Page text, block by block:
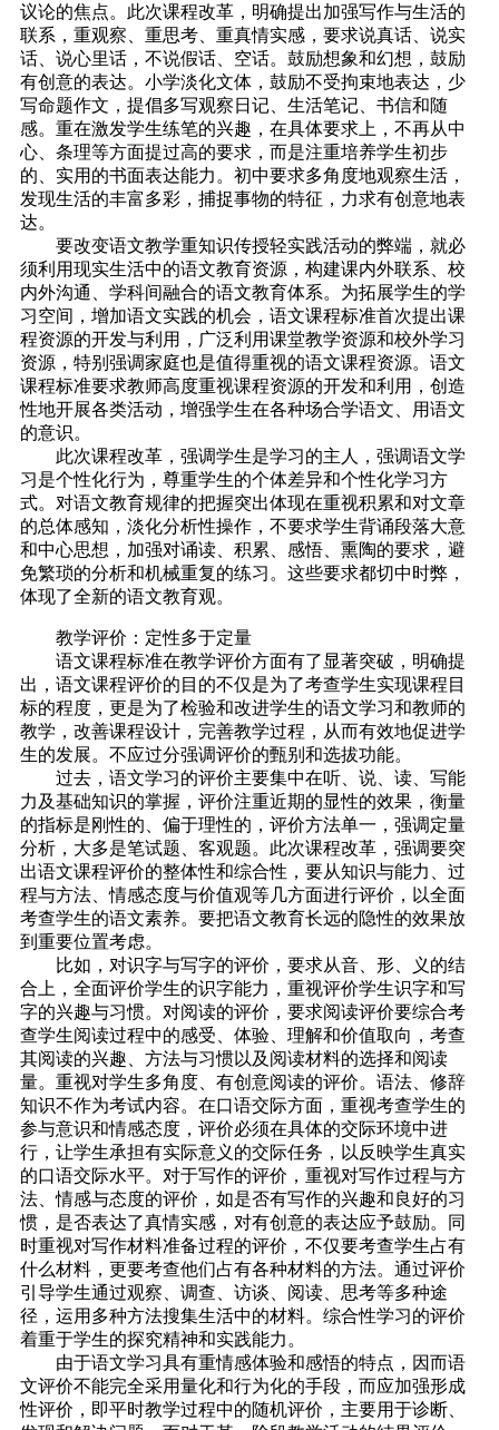
议论的焦点。此次课程改革，明确提出加强写作与生活的
联系，重观察、重思考、重真情实感，要求说真话、说实
话、说心里话，不说假话、空话。鼓励想象和幻想，鼓励
有创意的表达。小学淡化文体，鼓励不受拘束地表达，少
写命题作文，提倡多写观察日记、生活笔记、书信和随
感。重在激发学生练笔的兴趣，在具体要求上，不再从中
心、条理等方面提过高的要求，而是注重培养学生初步
的、实用的书面表达能力。初中要求多角度地观察生活，
发现生活的丰富多彩，捕捉事物的特征，力求有创意地表
达。
要改变语文教学重知识传授轻实践活动的弊端，就必
须利用现实生活中的语文教育资源，构建课内外联系、校
内外沟通、学科间融合的语文教育体系。为拓展学生的学
习空间，增加语文实践的机会，语文课程标准首次提出课
程资源的开发与利用，广泛利用课堂教学资源和校外学习
资源，特别强调家庭也是值得重视的语文课程资源。语文
课程标准要求教师高度重视课程资源的开发和利用，创造
性地开展各类活动，增强学生在各种场合学语文、用语文
的意识。
此次课程改革，强调学生是学习的主人，强调语文学
习是个性化行为，尊重学生的个体差异和个性化学习方
式。对语文教育规律的把握突出体现在重视积累和对文章
的总体感知，淡化分析性操作，不要求学生背诵段落大意
和中心思想，加强对诵读、积累、感悟、熏陶的要求，避
免繁琐的分析和机械重复的练习。这些要求都切中时弊，
体现了全新的语文教育观。
教学评价：定性多于定量
语文课程标准在教学评价方面有了显著突破，明确提
出，语文课程评价的目的不仅是为了考查学生实现课程目
标的程度，更是为了检验和改进学生的语文学习和教师的
教学，改善课程设计，完善教学过程，从而有效地促进学
生的发展。不应过分强调评价的甄别和选拔功能。
过去，语文学习的评价主要集中在听、说、读、写能
力及基础知识的掌握，评价注重近期的显性的效果，衡量
的指标是刚性的、偏于理性的，评价方法单一，强调定量
分析，大多是笔试题、客观题。此次课程改革，强调要突
出语文课程评价的整体性和综合性，要从知识与能力、过
程与方法、情感态度与价值观等几方面进行评价，以全面
考查学生的语文素养。要把语文教育长远的隐性的效果放
到重要位置考虑。
比如，对识字与写字的评价，要求从音、形、义的结
合上，全面评价学生的识字能力，重视评价学生识字和写
字的兴趣与习惯。对阅读的评价，要求阅读评价要综合考
查学生阅读过程中的感受、体验、理解和价值取向，考查
其阅读的兴趣、方法与习惯以及阅读材料的选择和阅读
量。重视对学生多角度、有创意阅读的评价。语法、修辞
知识不作为考试内容。在口语交际方面，重视考查学生的
参与意识和情感态度，评价必须在具体的交际环境中进
行，让学生承担有实际意义的交际任务，以反映学生真实
的口语交际水平。对于写作的评价，重视对写作过程与方
法、情感与态度的评价，如是否有写作的兴趣和良好的习
惯，是否表达了真情实感，对有创意的表达应予鼓励。同
时重视对写作材料准备过程的评价，不仅要考查学生占有
什么材料，更要考查他们占有各种材料的方法。通过评价
引导学生通过观察、调查、访谈、阅读、思考等多种途
径，运用多种方法搜集生活中的材料。综合性学习的评价
着重于学生的探究精神和实践能力。
由于语文学习具有重情感体验和感悟的特点，因而语
文评价不能完全采用量化和行为化的手段，而应加强形成
性评价，即平时教学过程中的随机评价，主要用于诊断、